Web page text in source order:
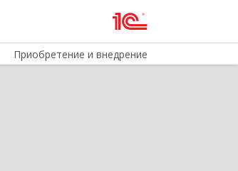
Приобретение и внедрение